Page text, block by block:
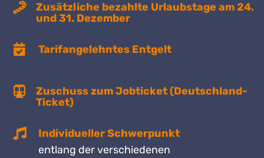
Zusätzliche bezahlte Urlaubstage am 24.
und 31. Dezember
Tarifangelehntes Entgelt
Zuschuss zum Jobticket (Deutschland-
Ticket)
Individueller Schwerpunkt
entlang der verschiedenen